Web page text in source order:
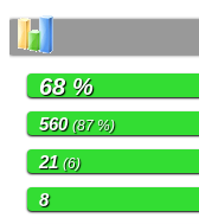
68 %
560(87 %)
21 (6)
8